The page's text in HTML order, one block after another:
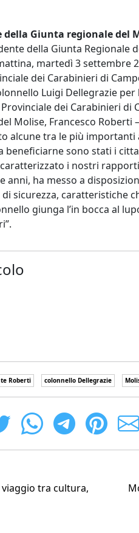
della Giunta regionale del
della Giunta Regionale
martedì 3 settembre
dei Carabinieri di
Luigi Dellegrazie
dei Carabinieri di
Molise, Francesco
alcune tra le più importanti
beneficiarne sono stati i
i nostri
anni, ha messo a
sicurezza, caratteristiche
giunga l’in bocca al
Roberti colonnello Dellegrazie
viaggio tra cultura,